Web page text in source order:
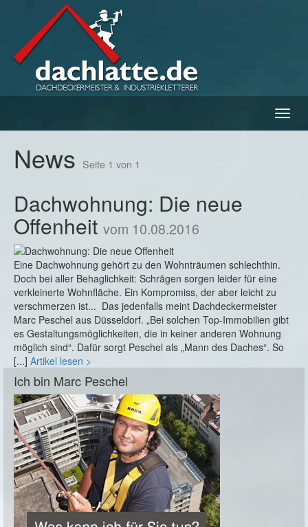
ein-/
News Seite 1 von 1
Dachwohnung: Die neue
Offenheit vom 10.08.2016
Eine Dachwohnung gehört zu den Wohnträumen schlechthin.
Doch bei aller Behaglichkeit: Schrägen sorgen leider für eine
verkleinerte Wohnfläche. Ein Kompromiss, der aber leicht zu
verschmerzen ist... Das jedenfalls meint Dachdeckermeister
Marc Peschel aus Düsseldorf. „Bei solchen Top-Immobilien gibt
es Gestaltungsmöglichkeiten, die in keiner anderen Wohnung
möglich sind“. Dafür sorgt Peschel als „Mann des Daches“. So
[...] Artikel lesen >
Ich bin Marc Peschel